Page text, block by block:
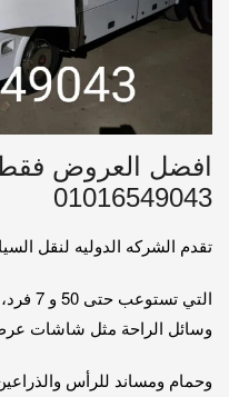
افضل العروض
01016549043
تقدم الشركه الدوليه لنقل
التي
وسائل الراحة مثل شاشات
وحمام ومساند للرأس